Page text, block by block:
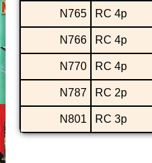
N765 RC 4p
N766 RC 4p
N770 RC 4p
N787 RC 2p
N801 RC 3p